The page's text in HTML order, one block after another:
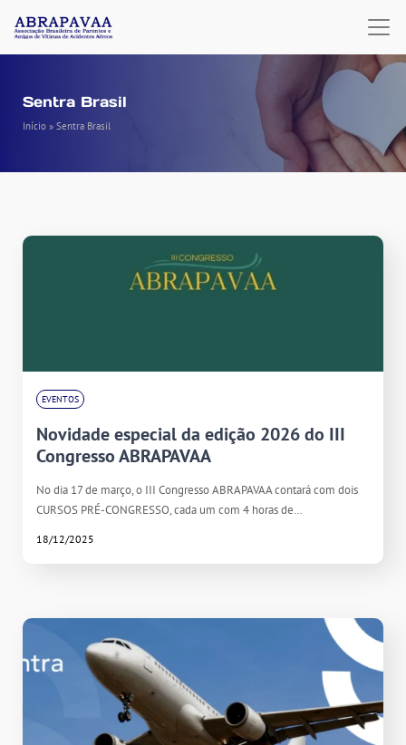
Sentra Brasil
Início » Sentra Brasil
EVENTOS
Novidade especial da edição 2026 do III
Congresso ABRAPAVAA
No dia 17 de março, o III Congresso ABRAPAVAA contará com dois
CURSOS PRÉ-CONGRESSO, cada um com 4 horas de…
18/12/2025